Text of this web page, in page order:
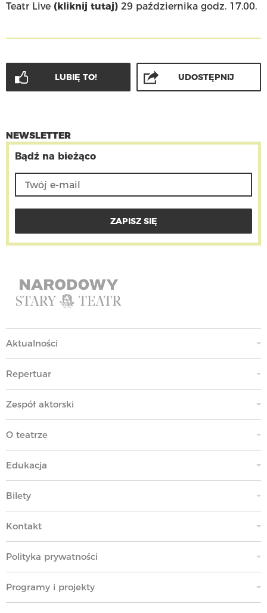
Teatr Live (kliknij tutaj) 29 października godz. 17.00.
LUBIĘ TO! UDOSTĘPNIJ
NEWSLETTER
Bądź na bieżąco
Aktualności
Repertuar
Zespół aktorski
O teatrze
Edukacja
Bilety
Kontakt
Polityka prywatności
Programy i projekty